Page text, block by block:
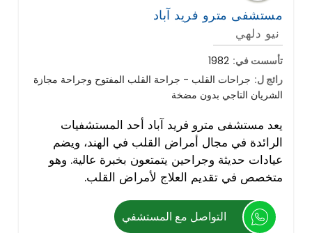
مستشفى مترو فريد آباد
نيو دلهي
تأسست في: 1982
رائج ل: جراحات القلب - جراحة القلب المفتوح وجراحة مجازة
الشريان التاجي بدون مضخة
يعد مستشفى مترو فريد آباد أحد المستشفيات
الرائدة في مجال أمراض القلب في الهند، ويضم
عيادات حديثة وجراحين يتمتعون بخبرة عالية. وهو
متخصص في تقديم العلاج لأمراض القلب.
التواصل مع المستشفي